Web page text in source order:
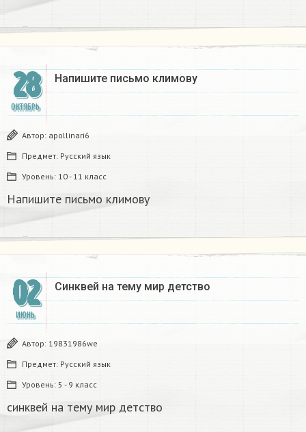
28
ОКТЯБРЬ
Напишите письмо климову
Автор: apollinari6
Предмет: Русский язык
Уровень: 10 - 11 класс
Напишите письмо климову
02
ИЮНЬ
Синквей на тему мир детство
Автор: 19831986we
Предмет: Русский язык
Уровень: 5 - 9 класс
синквей на тему мир детство